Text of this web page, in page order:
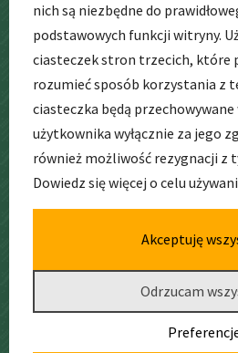
GODZINY
Deklaracja
nich są niezbędne do
podstawowych funkcji witryny.
ciasteczek stron trzecich, które
rozumieć sposób korzystania z
ciasteczka będą
użytkownika wyłącznie za jego
również możliwość rezygnacji z
Dowiedz się więcej o celu
Akceptuję
Odrzucam